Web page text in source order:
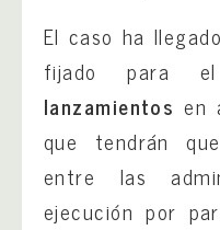
El caso ha
fijado para el
lanzamientos en
que tendrán
entre las
ejecución por